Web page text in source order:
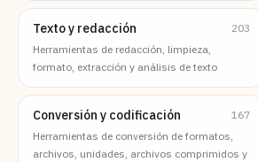
Texto y redacción
203
Herramientas de redacción, limpieza,
formato, extracción y análisis de texto
Conversión y codificación
167
Herramientas de conversión de formatos,
archivos, unidades, archivos comprimidos y